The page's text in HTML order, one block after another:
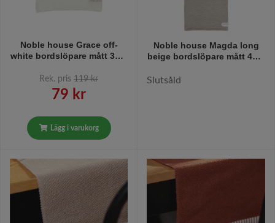
Noble house Grace off-
white bordslöpare mått 35 x
Rek. pris 119 kr
79 kr
Lägg i varukorg
Noble house Magda long
beige bordslöpare mått 40 x
Slutsåld